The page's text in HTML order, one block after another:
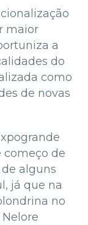
maior
a
do
como
de novas
começo de
alguns
já que na
no